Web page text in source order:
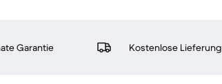
Garantie Kostenlose Lieferung